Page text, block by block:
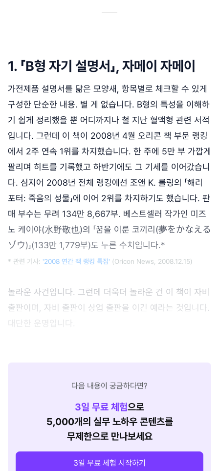
1. 「B형 자기 설명서」, 자메이 자메이
가전제품 설명서를 닮은 모양새, 항목별로 체크할 수 있게
구성한 단순한 내용. 별 게 없습니다. B형의 특성을 이해하
기 쉽게 정리했을 뿐 어디까지나 철 지난 혈액형 관련 서적
입니다. 그런데 이 책이 2008년 4월 오리콘 책 부문 랭킹
에서 2주 연속 1위를 차지했습니다. 한 주에 5만 부 가깝게
팔리며 히트를 기록했고 하반기에도 그 기세를 이어갔습니
다. 심지어 2008년 전체 랭킹에선 조앤 K. 롤링의 「해리
포터: 죽음의 성물」에 이어 2위를 차지하기도 했습니다. 판
매 부수는 무려 134만 8,667부. 베스트셀러 작가인 미즈
노 케이야(水野敬也)의 「꿈을 이룬 코끼리(夢をかなえる
ゾウ)」(133만 1,779부)도 누른 수치입니다.*
* 관련 기사: '2008 연간 책 랭킹 특집' (Oricon News, 2008.12.15)
놀라운 사건입니다. 그런데 더욱더 놀라운 건 이 책이 자비
출판이며, 자비 출판이 상업 출판을 이긴 예라는 것입니다.
대단한 운명입니다.
다음 내용이 궁금하다면?
3일 무료 체험으로
5,000개의 실무 노하우 콘텐츠를
무제한으로 만나보세요
3일 무료 체험 시작하기